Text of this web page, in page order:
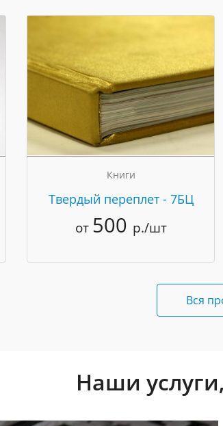
Книги
Твердый переплет - 7БЦ
от 500 р./шт
Вся
Наши